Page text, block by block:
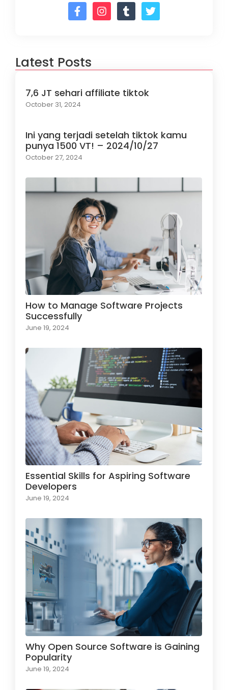
Latest Posts
7,6 JT sehari affiliate tiktok
October 31, 2024
Ini yang terjadi setelah tiktok kamu
punya 1500 VT! – 2024/10/27
October 27, 2024
How to Manage Software Projects
Successfully
June 19, 2024
Essential Skills for Aspiring Software
Developers
June 19, 2024
Why Open Source Software is Gaining
Popularity
June 19, 2024